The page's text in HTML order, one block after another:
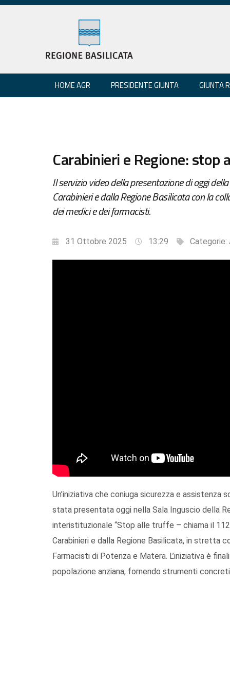
HOME AGR PRESIDENTE GIUNTA GIUNTA
Carabinieri e Regione:
Il servizio video della presentazione di oggi
Carabinieri e dalla Regione Basilicata con la
dei medici e dei farmacisti.
31 Ottobre 2025 13:29 Categorie:
Un’iniziativa che coniuga sicurezza e
stata presentata oggi nella Sala Inguscio della
interistituzionale “Stop alle truffe – chiama il
Carabinieri e dalla Regione Basilicata, in stretta
Farmacisti di Potenza e Matera. L’iniziativa è
popolazione anziana, fornendo strumenti